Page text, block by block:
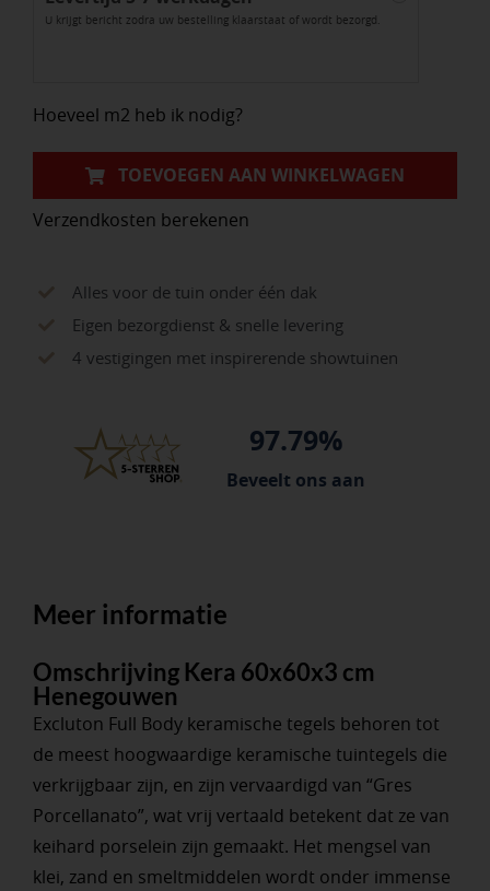
Henegouwen
U krijgt bericht zodra uw bestelling klaarstaat of wordt bezorgd.
Hoeveel m2 heb ik nodig?
TOEVOEGEN AAN WINKELWAGEN
Verzendkosten berekenen
Alles voor de tuin onder één dak
Eigen bezorgdienst & snelle levering
4 vestigingen met inspirerende showtuinen
97.79%
Beveelt ons aan
Meer informatie
Omschrijving Kera 60x60x3 cm
Henegouwen
Excluton Full Body keramische tegels behoren tot
de meest hoogwaardige keramische tuintegels die
verkrijgbaar zijn, en zijn vervaardigd van “Gres
Porcellanato”, wat vrij vertaald betekent dat ze van
keihard porselein zijn gemaakt. Het mengsel van
klei, zand en smeltmiddelen wordt onder immense